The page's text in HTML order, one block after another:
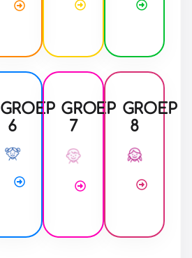
GROEP
6
GROEP
7
GROEP
8